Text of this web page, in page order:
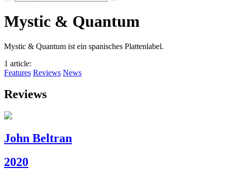
Mystic & Quantum
Mystic & Quantum ist ein spanisches Plattenlabel.
1 article:
Features Reviews News
Reviews
John Beltran
2020